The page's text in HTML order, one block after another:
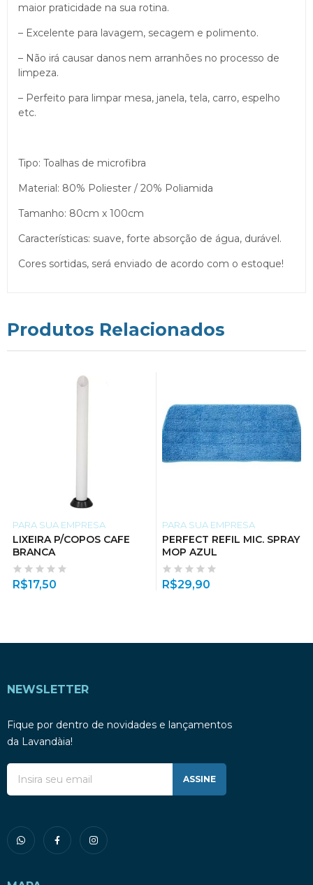
maior praticidade na sua rotina.
– Excelente para lavagem, secagem e polimento.
– Não irá causar danos nem arranhões no processo de
limpeza.
– Perfeito para limpar mesa, janela, tela, carro, espelho
etc.
Tipo: Toalhas de microfibra
Material: 80% Poliester / 20% Poliamida
Tamanho: 80cm x 100cm
Características: suave, forte absorção de água, durável.
Cores sortidas, será enviado de acordo com o estoque!
Produtos Relacionados
PARA SUA EMPRESA
LIXEIRA P/COPOS CAFE
BRANCA
R$17,50
PARA SUA EMPRESA
PERFECT REFIL MIC. SPRAY
MOP AZUL
R$29,90
NEWSLETTER
Fique por dentro de novidades e lançamentos
da Lavandàia!
ASSINE